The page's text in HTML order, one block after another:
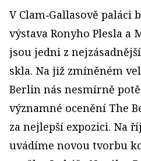
V Clam‑Gallasově paláci
výstava Ronyho Plesla a
jsou jedni z
skla. Na již zmíněném
Berlin nás nesmírně
významné ocenění The
za nejlepší expozici. Na
uvádíme novou tvorbu